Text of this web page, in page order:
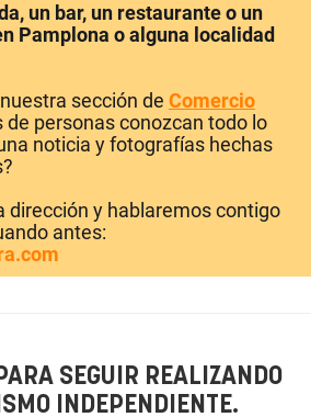
un bar, un restaurante o un
Pamplona o alguna localidad
sección de Comercio
de personas conozcan todo lo
noticia y fotografías hechas
dirección y hablaremos contigo
antes:
SEGUIR REALIZANDO
INDEPENDIENTE.